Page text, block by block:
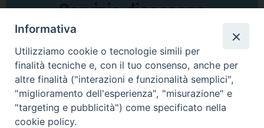
Comunicati Stampa
Il cordoglio dei Vescovi di Puglia per la morte di S.E.R. Mons. Agostino
Superbo
Informativa
Utilizziamo cookie o tecnologie simili per
finalità tecniche e, con il tuo consenso, anche per
altre finalità ("interazioni e funzionalità semplici",
"miglioramento dell'esperienza", "misurazione" e
"targeting e pubblicità") come specificato nella
cookie policy.